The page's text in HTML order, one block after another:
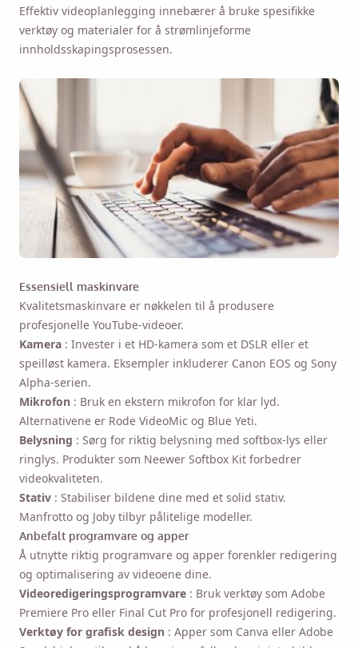
Effektiv videoplanlegging innebærer å bruke spesifikke
verktøy og materialer for å strømlinjeforme
innholdsskapingsprosessen.
Essensiell maskinvare
Kvalitetsmaskinvare er nøkkelen til å produsere
profesjonelle YouTube-videoer.
Kamera : Invester i et HD-kamera som et DSLR eller et
speilløst kamera. Eksempler inkluderer Canon EOS og Sony
Alpha-serien.
Mikrofon : Bruk en ekstern mikrofon for klar lyd.
Alternativene er Rode VideoMic og Blue Yeti.
Belysning : Sørg for riktig belysning med softbox-lys eller
ringlys. Produkter som Neewer Softbox Kit forbedrer
videokvaliteten.
Stativ : Stabiliser bildene dine med et solid stativ.
Manfrotto og Joby tilbyr pålitelige modeller.
Anbefalt programvare og apper
Å utnytte riktig programvare og apper forenkler redigering
og optimalisering av videoene dine.
Videoredigeringsprogramvare : Bruk verktøy som Adobe
Premiere Pro eller Final Cut Pro for profesjonell redigering.
Verktøy for grafisk design : Apper som Canva eller Adobe